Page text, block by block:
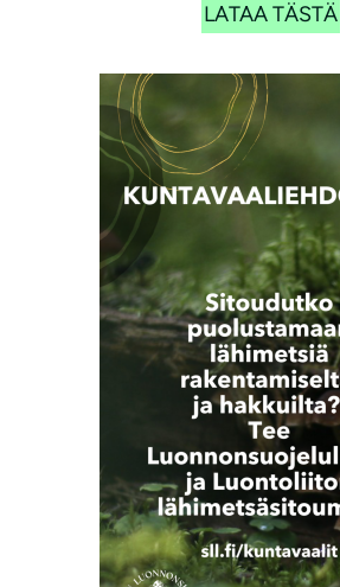
LATAA TÄSTÄ